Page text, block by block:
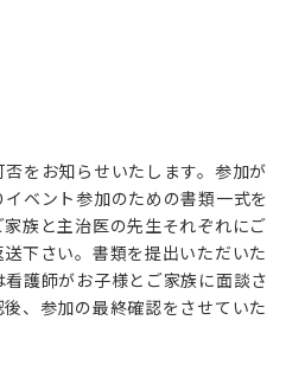
をお知らせいたします。参加が
ベント参加のための書類一式を
族と主治医の先生それぞれにご
下さい。書類を提出いただいた
護師がお子様とご家族に面談さ
、参加の最終確認をさせていた